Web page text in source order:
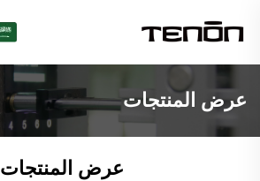
عرض المنتجات
عرض المنتجات